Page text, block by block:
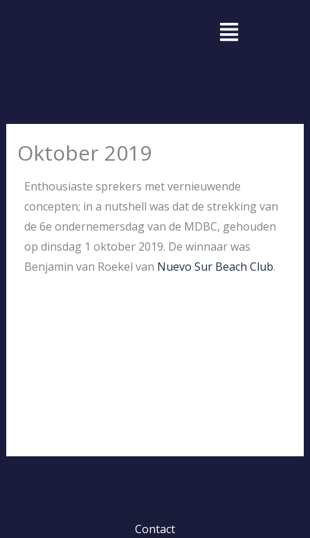
Menu
Oktober 2019
Enthousiaste sprekers met vernieuwende
concepten; in a nutshell was dat de strekking van
de 6e ondernemersdag van de MDBC, gehouden
op dinsdag 1 oktober 2019. De winnaar was
Benjamin van Roekel van Nuevo Sur Beach Club.
Contact